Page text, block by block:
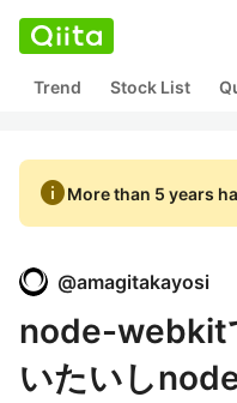
Trend Stock List
infoMore than 5 years
@amagitakayosi
node-webkit
いたいし